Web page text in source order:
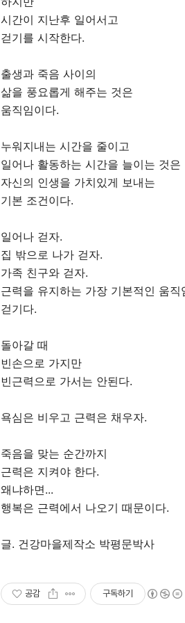
시간이 지난후 일어서고
걷기를 시작한다.
출생과 죽음 사이의
삶을 풍요롭게 해주는 것은
움직임이다.
누워지내는 시간을 줄이고
일어나 활동하는 시간을 늘이는 것은
자신의 인생을 가치있게 보내는
기본 조건이다.
일어나 걷자.
집 밖으로 나가 걷자.
가족 친구와 걷자.
근력을 유지하는 가장 기본적인 움직
걷기다.
돌아갈 때
빈손으로 가지만
빈근력으로 가서는 안된다.
욕심은 비우고 근력은 채우자.
죽음을 맞는 순간까지
근력은 지켜야 한다.
왜냐하면...
행복은 근력에서 나오기 때문이다.
글. 건강마을제작소 박평문박사
공감 구독하기